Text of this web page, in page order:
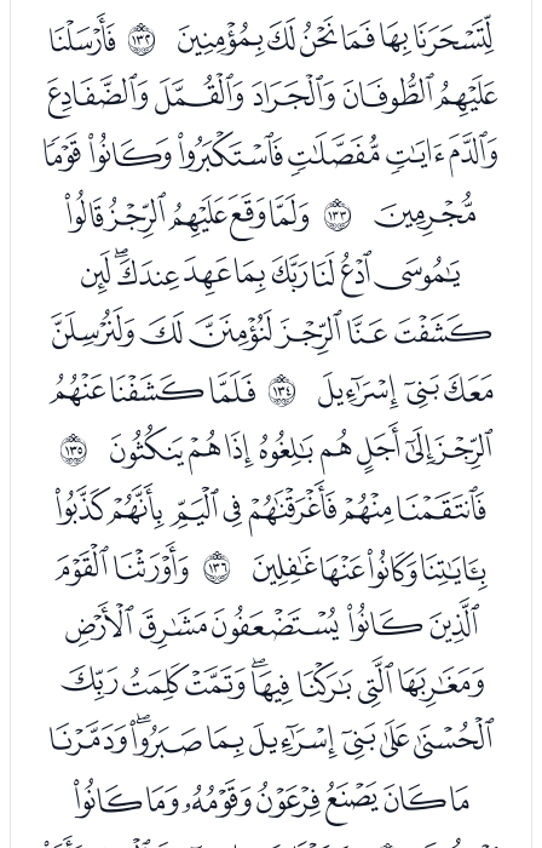
ﭰﭱﭲﭳﭴﭵ ﲃﭷ
ﭸﭹﭺﭻﭼ
ﭽﭾﭿﮀﮁﮂ
ﮃ ﲄ ﮅﮆﮇﮈﮉ
ﮊﮋﮌﮍﮎﮏﮐﮑﮒ
ﮓﮔﮕﮖﮗﮘ
ﮙﮚﮛ ﲅ ﮝﮞﮟ
ﮠﮡﮢﮣﮤﮥﮦﮧ ﲆ
ﮩﮪﮫﮬﮭﮮﮯ
ﮰﮱﯓﯔ ﲇ ﯖﯗ
ﯘﯙﯚﯛﯜ
ﯝﯞﯟﯠﯡﯢﯣﯤ
ﯥﯦﯧﯨﯩﯪﯫﯬ
ﯭﯮﯯﯰﯱﯲﯳ